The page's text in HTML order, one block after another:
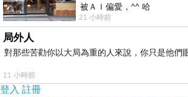
被ＡＩ偏愛，^^ 哈
21 小時前
局外人
對那些苦勸你以大局為重的人來說，你只是他們
11 小時前
登入 註冊